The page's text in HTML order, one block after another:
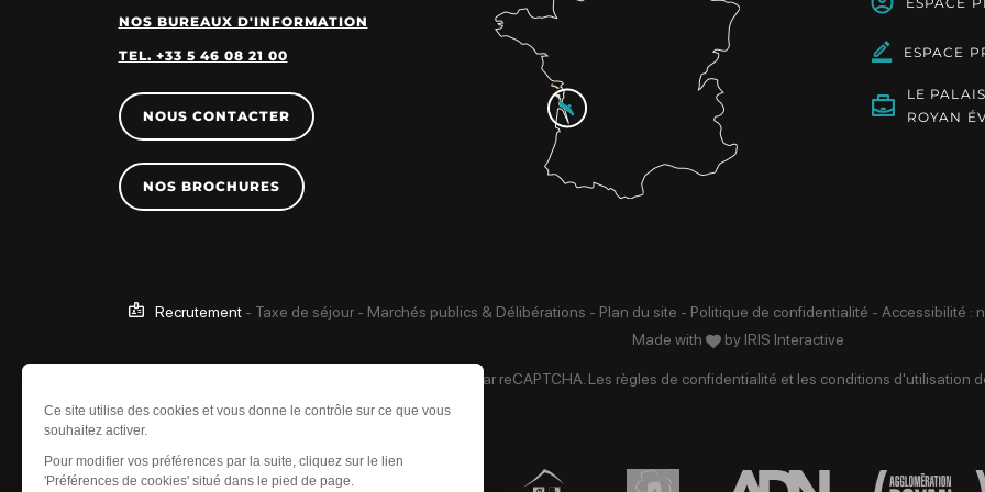
NOS BUREAUX D'INFORMATION
TEL. +33 5 46 08 21 00
NOUS CONTACTER
NOS BROCHURES
ESPACE
LE PALAIS
ROYAN
Recrutement - Taxe de séjour - Marchés publics & Délibérations - Plan du site - Politique de confidentialité - Accessibilité :
Made with
by IRIS Interactive
Ce site est protégé par reCAPTCHA. Les règles de confidentialité et les conditions d'utilisation